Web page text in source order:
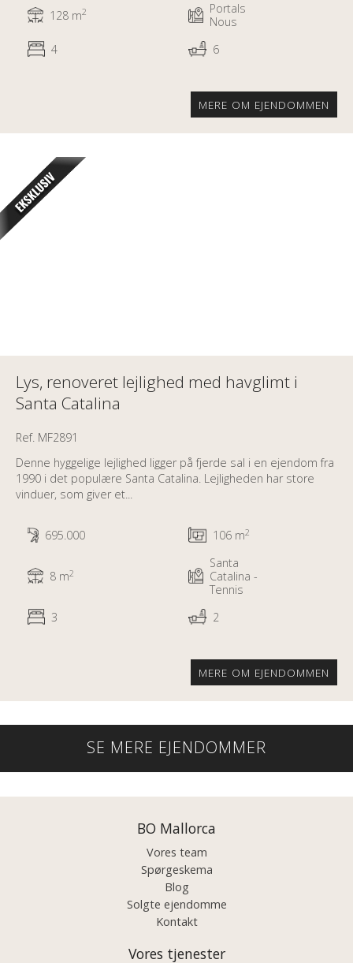
128 m2
Portals
Nous
4
6
MERE OM EJENDOMMEN
Lys, renoveret lejlighed med havglimt i
Santa Catalina
Ref. MF2891
Denne hyggelige lejlighed ligger på fjerde sal i en ejendom fra
1990 i det populære Santa Catalina. Lejligheden har store
vinduer, som giver et...
695.000 106 m2
8 m2
Santa
Catalina -
Tennis
3
2
MERE OM EJENDOMMEN
SE MERE EJENDOMMER
BO Mallorca
Vores team
Spørgeskema
Blog
Solgte ejendomme
Kontakt
Vores tjenester